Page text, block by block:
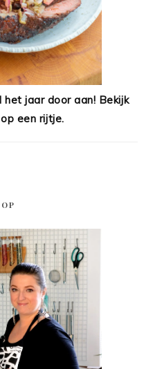
jaar door aan! Bekijk
een rijtje.